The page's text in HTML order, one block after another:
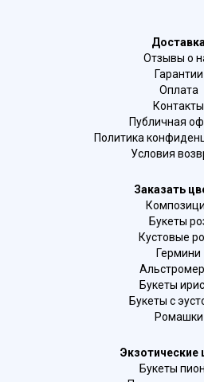
Отзывы о
Гарантии
Оплата
Контакты
Публичная
Политика
Условия
Заказать
Букеты
Кустовые
Гермини
Букеты
Букеты с
Ромашки
Экзотические
Букеты